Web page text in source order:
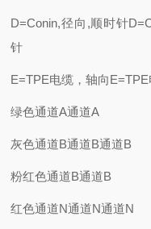
D=Conin,径向,顺时针
针
E=TPE电缆，轴向
绿色通道A通道A
灰色通道B通道B通道B
粉红色通道B通道B
红色通道N通道N通道N